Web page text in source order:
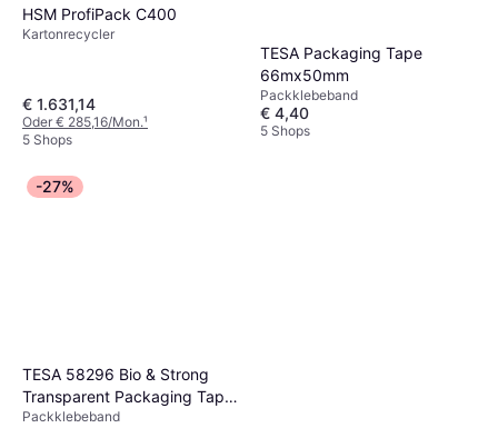
HSM ProfiPack C400
Kartonrecycler
€ 1.631,14
Oder € 285,16/Mon.¹
5 Shops
TESA Packaging Tape
66mx50mm
Packklebeband
€ 4,40
5 Shops
-27%
TESA 58296 Bio & Strong
Transparent Packaging Tape
50mm x 66m
Packklebeband